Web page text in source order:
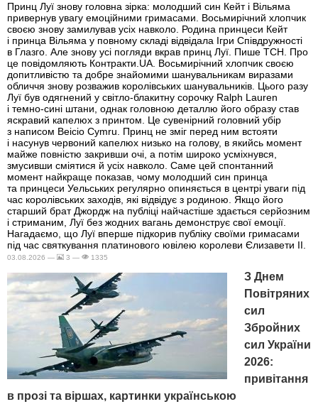
Принц Луї знову головна зірка: молодший син Кейт і Вільяма
привернув увагу емоційними гримасами. Восьмирічний хлопчик
своєю знову замилував усіх навколо. Родина принцеси Кейт
і принца Вільяма у повному складі відвідала Ігри Співдружності
в Глазго. Але знову усі погляди вкрав принц Луї. Пише ТСН. Про
це повідомляють Контракти.UA. Восьмирічний хлопчик своєю
допитливістю та добре знайомими шанувальникам виразами
обличчя знову розважив королівських шанувальників. Цього разу
Луї був одягнений у світло-блакитну сорочку Ralph Lauren
і темно-сині штани, однак головною деталлю його образу став
яскравий капелюх з принтом. Це сувенірний головний убір
з написом Beicio Cymru. Принц не зміг перед ним встояти
і насунув червоний капелюх низько на голову, в якийсь момент
майже повністю закривши очі, а потім широко усміхнувся,
змусивши сміятися й усіх навколо. Саме цей спонтанний
момент найкраще показав, чому молодший син принца
та принцеси Уельських регулярно опиняється в центрі уваги під
час королівських заходів, які відвідує з родиною. Якщо його
старший брат Джордж на публіці найчастіше здається серйозним
і стриманим, Луї без жодних вагань демонструє свої емоції.
Нагадаємо, що Луї вперше підкорив публіку своїми гримасами
під час святкування платинового ювілею королеви Єлизавети II.
03.08.2026 — 3 — 1335
З Днем
Повітряних
сил
Збройних
сил України
2026:
привітання
в прозі та віршах, картинки українською